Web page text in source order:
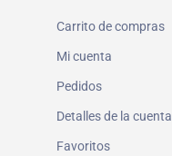
Carrito de compras
Mi cuenta
Pedidos
Detalles de la cuenta
Favoritos